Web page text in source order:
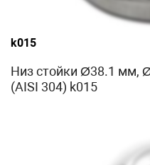
k015
Низ стойки Ø38.1 мм,
(AISI 304) k015